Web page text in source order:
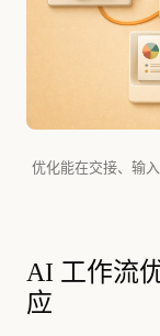
优化能在交接、输
AI 工作流
应